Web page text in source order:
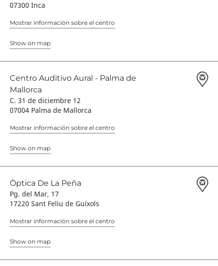
07300 Inca
Mostrar información sobre el centro
Show on map
Centro Auditivo Aural - Palma de
Mallorca
C. 31 de diciembre 12
07004 Palma de Mallorca
Mostrar información sobre el centro
Show on map
Òptica De La Peña
Pg. del Mar, 17
17220 Sant Feliu de Guíxols
Mostrar información sobre el centro
Show on map